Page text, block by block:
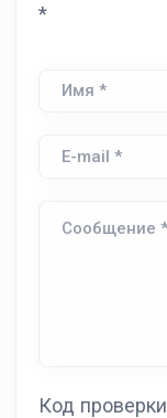
*
Код проверки